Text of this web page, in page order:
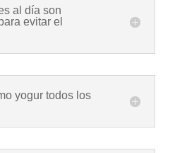
al día son
evitar el
yogur todos los